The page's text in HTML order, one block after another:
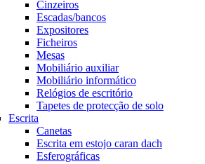
Cinzeiros
Escadas/bancos
Expositores
Ficheiros
Mesas
Mobiliário auxiliar
Mobiliário informático
Relógios de escritório
Tapetes de protecção de solo
Escrita
Canetas
Escrita em estojo caran dach
Esferográficas